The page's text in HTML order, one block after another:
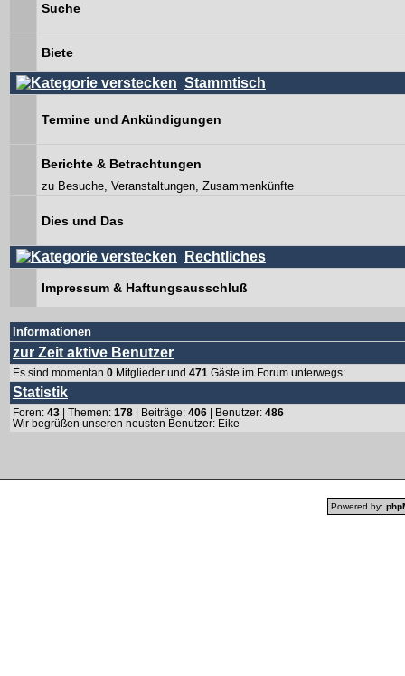
Suche
Biete
Stammtisch
Termine und Ankündigungen
Berichte & Betrachtungen
zu Besuche, Veranstaltungen, Zusammenkünfte
Dies und Das
Rechtliches
Impressum & Haftungsausschluß
Informationen
zur Zeit aktive Benutzer
Es sind momentan 0 Mitglieder und 471 Gäste im Forum unterwegs:
Statistik
Foren: 43 | Themen: 178 | Beiträge: 406 | Benutzer: 486
Wir begrüßen unseren neusten Benutzer: Eike
Powered by: